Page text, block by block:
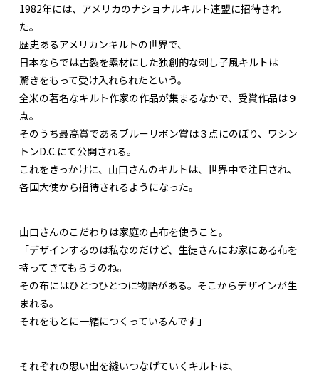
1982年には、アメリカのナショナルキルト連盟に招待され
た。
歴史あるアメリカンキルトの世界で、
日本ならでは古裂を素材にした独創的な刺し子風キルトは
驚きをもって受け入れられたという。
全米の著名なキルト作家の作品が集まるなかで、受賞作品は９
点。
そのうち最高賞であるブルーリボン賞は３点にのぼり、ワシン
トンD.C.にて公開される。
これをきっかけに、山口さんのキルトは、世界中で注目され、
各国大使から招待されるようになった。
山口さんのこだわりは家庭の古布を使うこと。
「デザインするのは私なのだけど、生徒さんにお家にある布を
持ってきてもらうのね。
その布にはひとつひとつに物語がある。そこからデザインが生
まれる。
それをもとに一緒につくっているんです」
それぞれの思い出を縫いつなげていくキルトは、